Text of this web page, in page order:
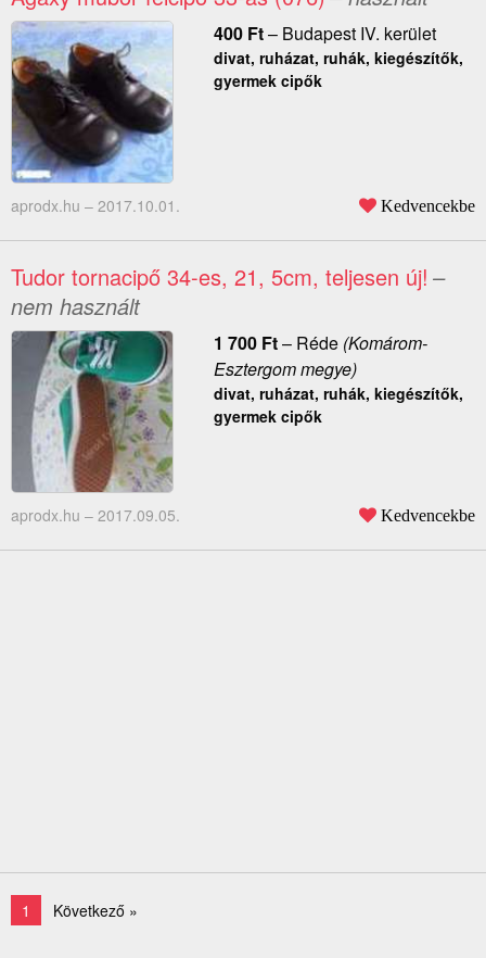
400 Ft– Budapest IV. kerület
divat, ruházat, ruhák, kiegészítők,
gyermek cipők
aprodx.hu – 2017.10.01. Kedvencekbe
Tudor tornacipő 34-es, 21, 5cm, teljesen új! –
nem használt
1 700 Ft– Réde(Komárom-
Esztergom megye)
divat, ruházat, ruhák, kiegészítők,
gyermek cipők
aprodx.hu – 2017.09.05. Kedvencekbe
1 Következő »